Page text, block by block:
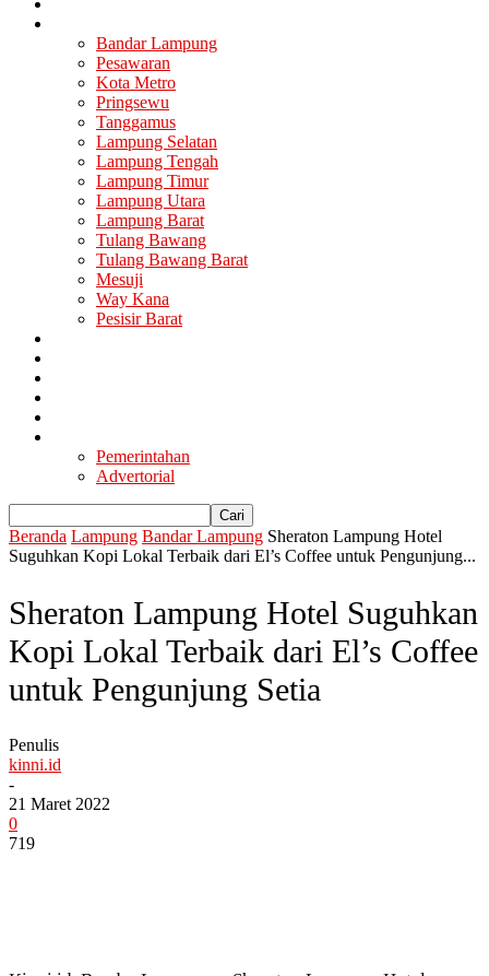
Bandar Lampung
Pesawaran
Kota Metro
Pringsewu
Tanggamus
Lampung Selatan
Lampung Tengah
Lampung Timur
Lampung Utara
Lampung Barat
Tulang Bawang
Tulang Bawang Barat
Mesuji
Way Kana
Pesisir Barat
Pemerintahan
Advertorial
Beranda Lampung Bandar Lampung Sheraton Lampung Hotel
Suguhkan Kopi Lokal Terbaik dari El’s Coffee untuk Pengunjung...
Sheraton Lampung Hotel Suguhkan
Kopi Lokal Terbaik dari El’s Coffee
untuk Pengunjung Setia
Penulis
kinni.id
-
21 Maret 2022
0
719